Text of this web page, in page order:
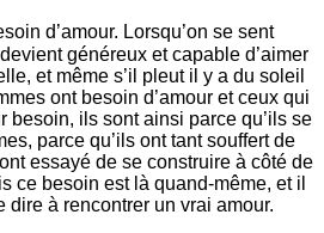
d’amour. Lorsqu’on se sent
généreux et capable d’aimer
et même s’il pleut il y a du soleil
ont besoin d’amour et ceux qui
besoin, ils sont ainsi parce qu’ils se
parce qu’ils ont tant souffert de
essayé de se construire à côté de
ce besoin est là quand-même, et il
dire à rencontrer un vrai amour.